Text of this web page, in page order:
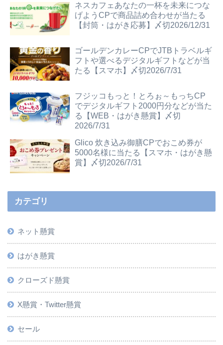
ネスカフェあなたの一杯を未来につな
げようCPで商品詰め合わせが当たる
【封筒・はがき応募】〆切2026/12/31
ゴールデンカレーCPでJTBトラベルギ
フトや選べるデジタルギフトなどが当
たる【スマホ】〆切2026/7/31
フジッコもっと！とろぉ～もっちCP
でデジタルギフト2000円分などが当た
る【WEB・はがき懸賞】〆切
2026/7/31
Glico 炊き込み御膳CPでおこめ券が
5000名様に当たる【スマホ・はがき懸
賞】〆切2026/7/31
カテゴリ
ネット懸賞
はがき懸賞
クローズド懸賞
X懸賞・Twitter懸賞
セール